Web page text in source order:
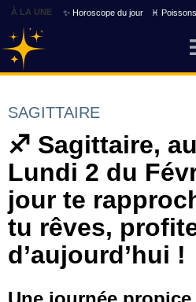
À LA UNE ✨ Horoscope du jour ♓
SAGITTAIRE
♐ Sagittaire,
Lundi 2 du
jour te
tu rêves,
d’aujourd’hui !